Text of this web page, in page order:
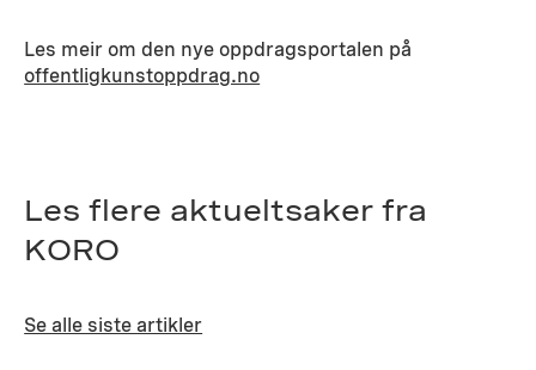
Les meir om den nye oppdragsportalen på
offentligkunstoppdrag.no
Les flere aktueltsaker fra
KORO
Se alle siste artikler